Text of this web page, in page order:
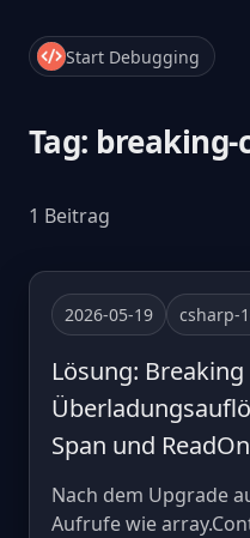
Start Debugging
Tag: breaking-
1 Beitrag
2026-05-19 csharp-
Lösung:
Span und
Nach dem Upgrade
Aufrufe wie